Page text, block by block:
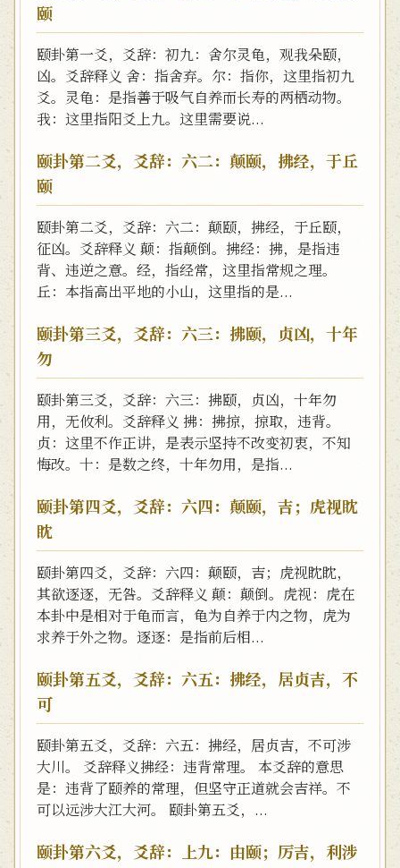
颐
颐卦第一爻，爻辞：初九：舍尔灵龟，观我朵颐，
凶。爻辞释义 舍：指舍弃。尔：指你，这里指初九
爻。灵龟：是指善于吸气自养而长寿的两栖动物。
我：这里指阳爻上九。这里需要说...
颐卦第二爻，爻辞：六二：颠颐，拂经，于丘
颐
颐卦第二爻，爻辞：六二：颠颐，拂经，于丘颐，
征凶。爻辞释义 颠：指颠倒。拂经：拂，是指违
背、违逆之意。经，指经常，这里指常规之理。
丘：本指高出平地的小山，这里指的是...
颐卦第三爻，爻辞：六三：拂颐，贞凶，十年
勿
颐卦第三爻，爻辞：六三：拂颐，贞凶，十年勿
用，无攸利。爻辞释义 拂：拂掠，掠取，违背。
贞：这里不作正讲，是表示坚持不改变初衷，不知
悔改。十：是数之终，十年勿用，是指...
颐卦第四爻，爻辞：六四：颠颐，吉；虎视眈
眈
颐卦第四爻，爻辞：六四：颠颐，吉；虎视眈眈，
其欲逐逐，无咎。爻辞释义 颠：颠倒。虎视：虎在
本卦中是相对于龟而言，龟为自养于内之物，虎为
求养于外之物。逐逐：是指前后相...
颐卦第五爻，爻辞：六五：拂经，居贞吉，不
可
颐卦第五爻，爻辞：六五：拂经，居贞吉，不可涉
大川。 爻辞释义拂经：违背常理。 本爻辞的意思
是：违背了颐养的常理，但坚守正道就会吉祥。不
可以远涉大江大河。 颐卦第五爻，...
颐卦第六爻，爻辞：上九：由颐；厉吉，利涉